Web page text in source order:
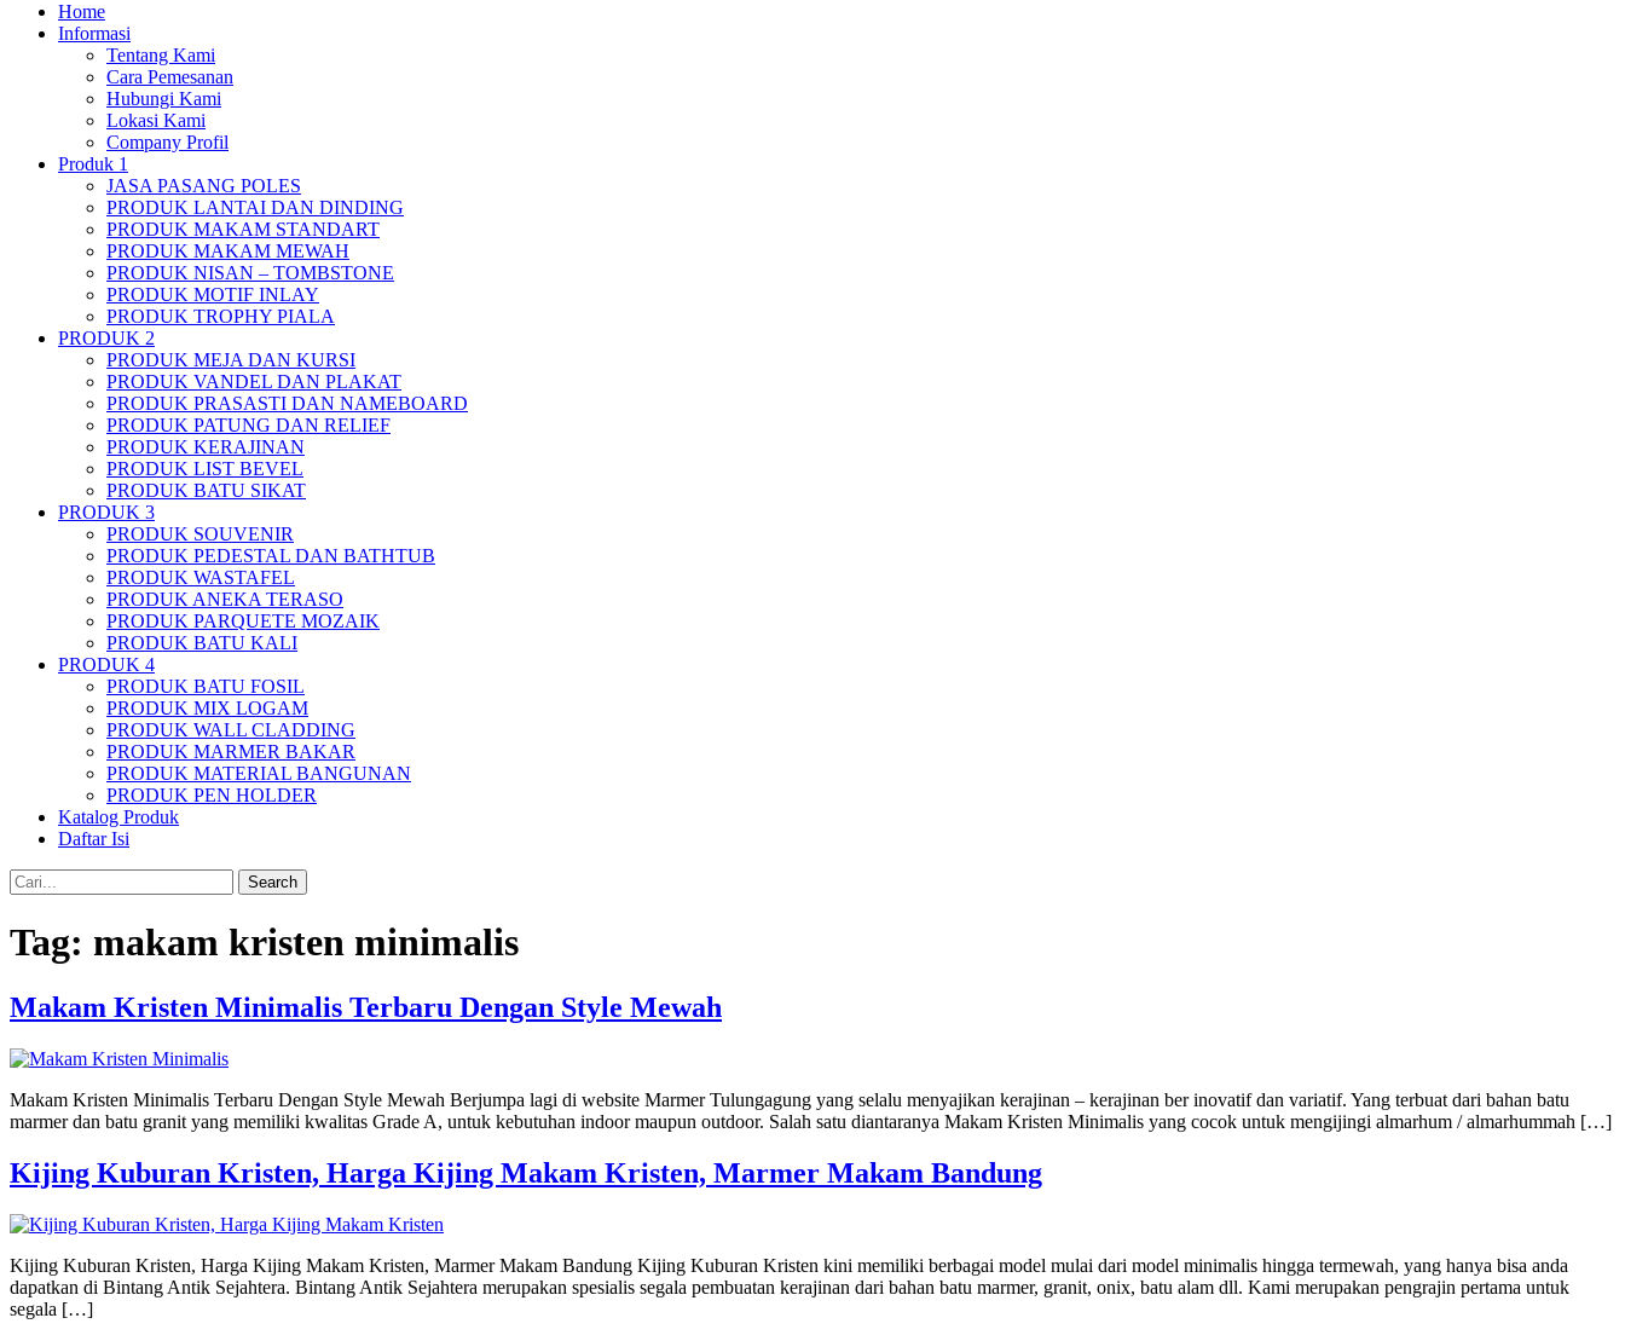
Home
Informasi
Tentang Kami
Cara Pemesanan
Hubungi Kami
Lokasi Kami
Company Profil
Produk 1
JASA PASANG POLES
PRODUK LANTAI DAN DINDING
PRODUK MAKAM STANDART
PRODUK MAKAM MEWAH
PRODUK NISAN – TOMBSTONE
PRODUK MOTIF INLAY
PRODUK TROPHY PIALA
PRODUK 2
PRODUK MEJA DAN KURSI
PRODUK VANDEL DAN PLAKAT
PRODUK PRASASTI DAN NAMEBOARD
PRODUK PATUNG DAN RELIEF
PRODUK KERAJINAN
PRODUK LIST BEVEL
PRODUK BATU SIKAT
PRODUK 3
PRODUK SOUVENIR
PRODUK PEDESTAL DAN BATHTUB
PRODUK WASTAFEL
PRODUK ANEKA TERASO
PRODUK PARQUETE MOZAIK
PRODUK BATU KALI
PRODUK 4
PRODUK BATU FOSIL
PRODUK MIX LOGAM
PRODUK WALL CLADDING
PRODUK MARMER BAKAR
PRODUK MATERIAL BANGUNAN
PRODUK PEN HOLDER
Katalog Produk
Daftar Isi
Search
Tag: makam kristen minimalis
Makam Kristen Minimalis Terbaru Dengan Style Mewah
Makam Kristen Minimalis Terbaru Dengan Style Mewah Berjumpa lagi di website Marmer Tulungagung yang selalu menyajikan kerajinan – kerajinan ber inovatif dan variatif. Yang terbuat dari bahan batu
marmer dan batu granit yang memiliki kwalitas Grade A, untuk kebutuhan indoor maupun outdoor. Salah satu diantaranya Makam Kristen Minimalis yang cocok untuk mengijingi almarhum / almarhummah […]
Kijing Kuburan Kristen, Harga Kijing Makam Kristen, Marmer Makam Bandung
Kijing Kuburan Kristen, Harga Kijing Makam Kristen, Marmer Makam Bandung Kijing Kuburan Kristen kini memiliki berbagai model mulai dari model minimalis hingga termewah, yang hanya bisa anda
dapatkan di Bintang Antik Sejahtera. Bintang Antik Sejahtera merupakan spesialis segala pembuatan kerajinan dari bahan batu marmer, granit, onix, batu alam dll. Kami merupakan pengrajin pertama untuk
segala […]